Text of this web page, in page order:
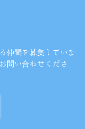
仲間を募集していま
問い合わせくださ